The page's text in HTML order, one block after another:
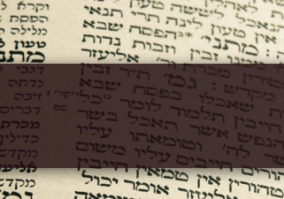
https://